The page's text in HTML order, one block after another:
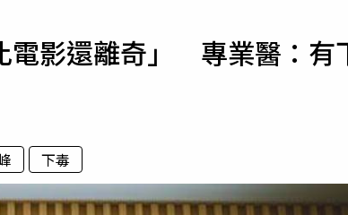
運勢
電影還離奇」 專業醫：有
下毒